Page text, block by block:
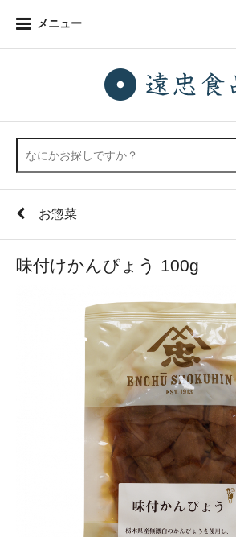
メニュー
お惣菜
味付けかんぴょう 100g